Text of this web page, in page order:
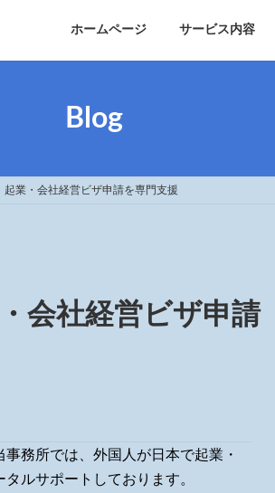
ホームページ サービス内容
Blog
経営ビザ申請を専門支援
ビザ申請
務所では、外国人が日本で起業・
ルサポートしております。